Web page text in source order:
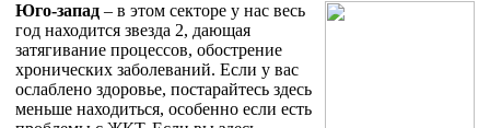
Юго-запад – в этом секторе у нас весь
год находится звезда 2, дающая
затягивание процессов, обострение
хронических заболеваний. Если у вас
ослаблено здоровье, постарайтесь здесь
меньше находиться, особенно если есть